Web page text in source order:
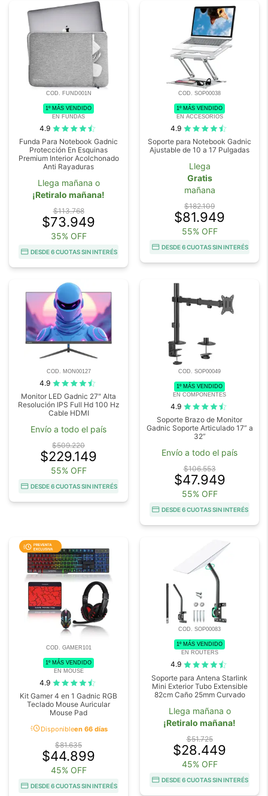
COD. FUND001N
1º MÁS VENDIDO
EN FUNDAS
4.9
Funda Para Notebook Gadnic
Protección En Esquinas
Premium Interior Acolchonado
Anti Rayaduras
Llega mañana o
¡Retiralo mañana!
$113.768
$73.949
35% OFF
DESDE 6 CUOTAS SIN INTERÉS
COD. SOP00038
1º MÁS VENDIDO
EN ACCESORIOS
4.9
Soporte para Notebook Gadnic
Ajustable de 10 a 17 Pulgadas
Llega
Gratis
mañana
$182.109
$81.949
55% OFF
DESDE 6 CUOTAS SIN INTERÉS
COD. MON00127
4.9
Monitor LED Gadnic 27" Alta
Resolución IPS Full Hd 100 Hz
Cable HDMI
Envío a todo el país
$509.220
$229.149
55% OFF
DESDE 6 CUOTAS SIN INTERÉS
COD. SOP00049
1º MÁS VENDIDO
EN COMPONENTES
4.9
Soporte Brazo de Monitor
Gadnic Soporte Articulado 17” a
32”
Envío a todo el país
$106.553
$47.949
55% OFF
DESDE 6 CUOTAS SIN INTERÉS
COD. GAMER101
1º MÁS VENDIDO
EN MOUSE
4.9
Kit Gamer 4 en 1 Gadnic RGB
Teclado Mouse Auricular
Mouse Pad
acuteDisponibleen 66 días
$81.635
$44.899
45% OFF
DESDE 6 CUOTAS SIN INTERÉS
COD. SOP00083
1º MÁS VENDIDO
EN ROUTERS
4.9
Soporte para Antena Starlink
Mini Exterior Tubo Extensible
82cm Caño 25mm Curvado
Llega mañana o
¡Retiralo mañana!
$51.725
$28.449
45% OFF
DESDE 6 CUOTAS SIN INTERÉS